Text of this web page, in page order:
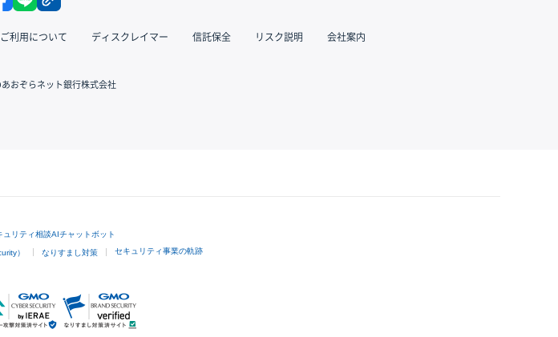
利用について ディスクレイマー 信託保全 リスク説明 会社案内
あおぞらネット銀行株式会社
ュリティ相談AIチャットボット
） なりすまし対策 セキュリティ事業の軌跡